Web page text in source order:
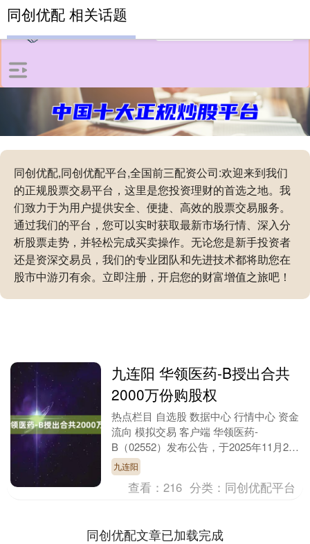
同创优配,同创优配平台,全国前三配资公司:欢迎来到我们
的正规股票交易平台，这里是您投资理财的首选之地。我
们致力于为用户提供安全、便捷、高效的股票交易服务。
通过我们的平台，您可以实时获取最新市场行情、深入分
析股票走势，并轻松完成买卖操作。无论您是新手投资者
还是资深交易员，我们的专业团队和先进技术都将助您在
股市中游刃有余。立即注册，开启您的财富增值之旅吧！
同创优配 相关话题
九连阳 华领医药-B授出合共
2000万份购股权
热点栏目 自选股 数据中心 行情中心 资金
流向 模拟交易 客户端 华领医药-
B（02552）发布公告，于2025年11月28
日，公司根据于2018年8月26日有....
九连阳
查看：216 分类： 同创优配平台
同创优配文章已加载完成